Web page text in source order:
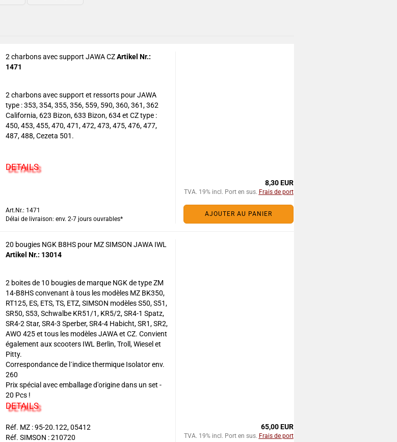
2 charbons avec support JAWA CZArtikel Nr.:
1471
2 charbons avec support et ressorts pour JAWA
type : 353, 354, 355, 356, 559, 590, 360, 361, 362
California, 623 Bizon, 633 Bizon, 634 et CZ type :
450, 453, 455, 470, 471, 472, 473, 475, 476, 477,
487, 488, Cezeta 501.
DETAILS
Art.Nr.: 1471
Délai de livraison: env. 2-7 jours ouvrables*
8,30 EUR
TVA. 19% incl. Port en sus. Frais de port
AJOUTER AU PANIER
20 bougies NGK B8HS pour MZ SIMSON JAWA IWL
Artikel Nr.: 13014
2 boites de 10 bougies de marque NGK de type ZM
14-B8HS convenant à tous les modèles MZ BK350,
RT125, ES, ETS, TS, ETZ, SIMSON modèles S50, S51,
SR50, S53, Schwalbe KR51/1, KR5/2, SR4-1 Spatz,
SR4-2 Star, SR4-3 Sperber, SR4-4 Habicht, SR1, SR2,
AWO 425 et tous les modèles JAWA et CZ. Convient
également aux scooters IWL Berlin, Troll, Wiesel et
Pitty.
Correspondance de l´indice thermique Isolator env.
260
Prix spécial avec emballage d'origine dans un set -
20 Pcs !
DETAILS
Réf. MZ : 95-20.122, 05412
Réf. SIMSON : 210720
65,00 EUR
TVA. 19% incl. Port en sus. Frais de port